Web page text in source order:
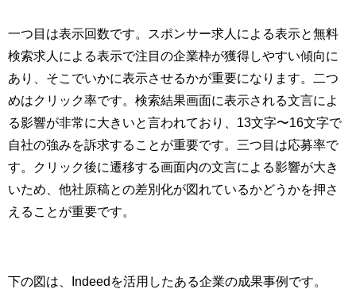
一つ目は表示回数です。スポンサー求人による表示と無料
検索求人による表示で注目の企業枠が獲得しやすい傾向に
あり、そこでいかに表示させるかが重要になります。二つ
めはクリック率です。検索結果画面に表示される文言によ
る影響が非常に大きいと言われており、13文字〜16文字で
自社の強みを訴求することが重要です。三つ目は応募率で
す。クリック後に遷移する画面内の文言による影響が大き
いため、他社原稿との差別化が図れているかどうかを押さ
えることが重要です。
下の図は、Indeedを活用したある企業の成果事例です。